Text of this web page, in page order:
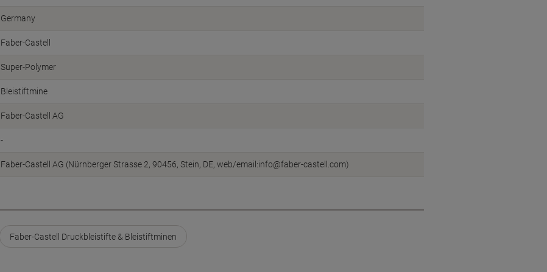
Germany
Faber-Castell
Super-Polymer
Bleistiftmine
Faber-Castell AG
-
Faber-Castell AG (Nürnberger Strasse 2, 90456, Stein, DE, web/email:info@faber-castell.com)
Faber-Castell Druckbleistifte & Bleistiftminen